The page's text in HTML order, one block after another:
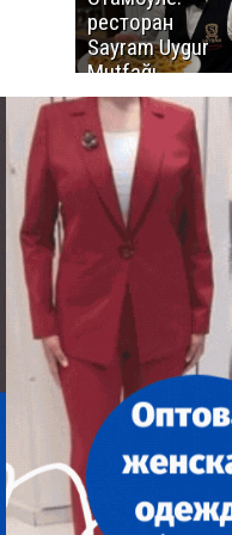
ресторан
Sayram Uygur
Mutfağı